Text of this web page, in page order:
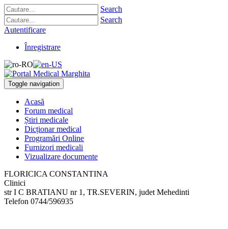
Search
Search
Autentificare
Înregistrare
Toggle navigation
Acasă
Forum medical
Știri medicale
Dicționar medical
Programări Online
Furnizori medicali
Vizualizare documente
FLORICICA CONSTANTINA
Clinici
str I C BRATIANU nr 1 , TR.SEVERIN, judet Mehedinti
Telefon 0744/596935